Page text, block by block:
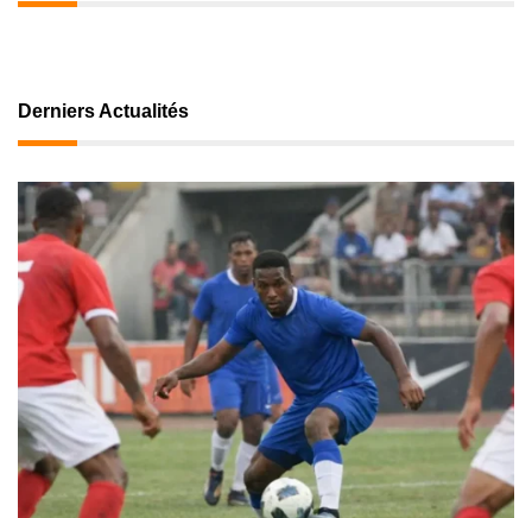
Derniers Actualités